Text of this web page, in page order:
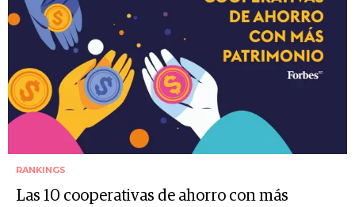
RANKINGS
Las 10 cooperativas de ahorro con más